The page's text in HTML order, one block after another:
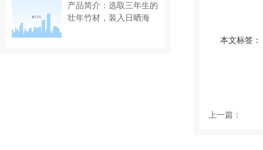
产品简介：选取三年生的
壮年竹材，装入日晒海
本文标签：
上一篇：